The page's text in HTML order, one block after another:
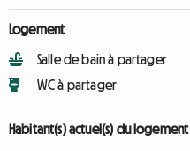
Logement
Salle de bain à partager
WC à partager
Habitant(s) actuel(s) du logement